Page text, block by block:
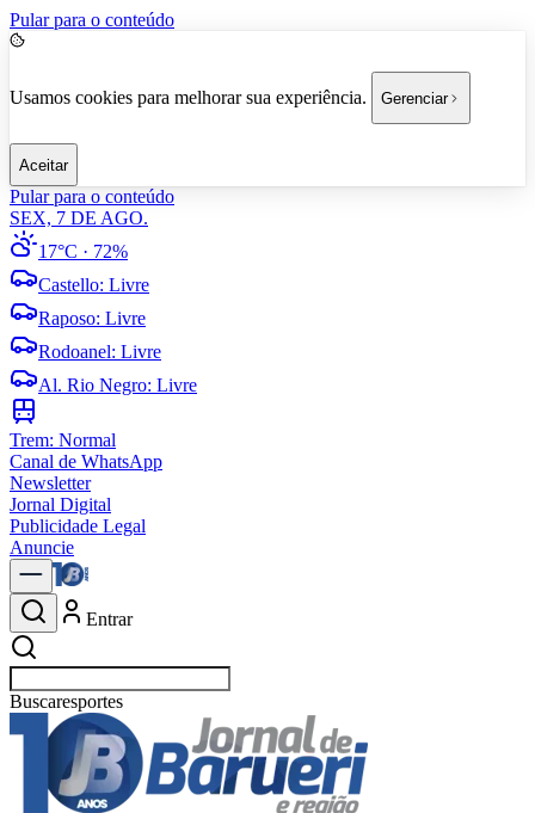
Pular para o conteúdo
Usamos cookies para melhorar sua experiência. Gerenciar
Aceitar
Pular para o conteúdo
SEX, 7 DE AGO.
17°C · 72%
Castello: Livre
Raposo: Livre
Rodoanel: Livre
Al. Rio Negro: Livre
Trem: Normal
Canal de WhatsApp
Newsletter
Jornal Digital
Publicidade Legal
Anuncie
Entrar
Buscarpo